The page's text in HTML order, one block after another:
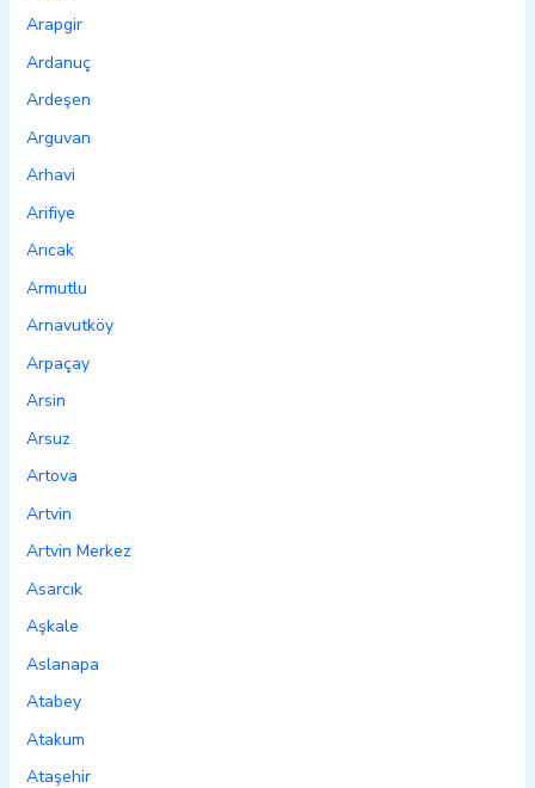
Arapgir
Ardanuç
Ardeşen
Arguvan
Arhavi
Arifiye
Arıcak
Armutlu
Arnavutköy
Arpaçay
Arsin
Arsuz
Artova
Artvin
Artvin Merkez
Asarcık
Aşkale
Aslanapa
Atabey
Atakum
Ataşehir